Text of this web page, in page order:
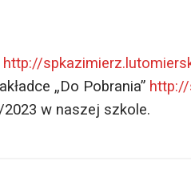
http://
„Do Pobrania”
w naszej szkole.